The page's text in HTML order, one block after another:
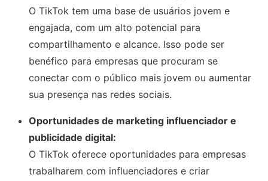
O TikTok tem uma base de usuários jovem e
engajada, com um alto potencial para
compartilhamento e alcance. Isso pode ser
benéfico para empresas que procuram se
conectar com o público mais jovem ou aumentar
sua presença nas redes sociais.
Oportunidades de marketing influenciador e
publicidade digital:
O TikTok oferece oportunidades para empresas
trabalharem com influenciadores e criar